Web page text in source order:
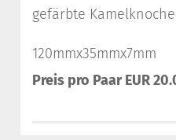
gefärbte
120mmx35mmx7mm
Preis pro Paar EUR